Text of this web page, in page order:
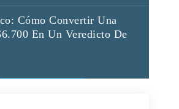
Cómo Convertir Una
En Un Veredicto De